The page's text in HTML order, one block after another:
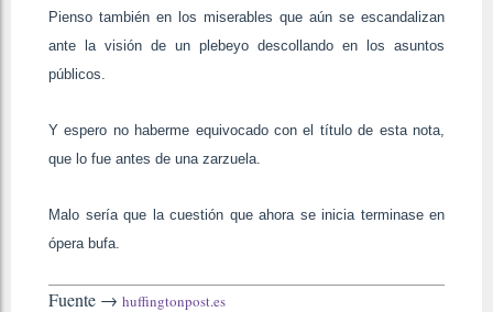
Pienso también en los miserables que aún se escandalizan
ante la visión de un plebeyo descollando en los asuntos
públicos.
Y espero no haberme equivocado con el título de esta nota,
que lo fue antes de una zarzuela.
Malo sería que la cuestión que ahora se inicia terminase en
ópera bufa.
Fuente → huffingtonpost.es